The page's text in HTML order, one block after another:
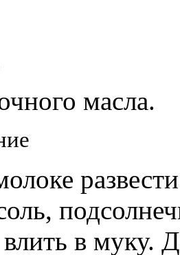
масла.
в муку.